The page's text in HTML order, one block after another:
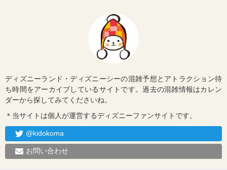
ディズニーランド・ディズニーシーの混雑予想とアトラクション待
ち時間をアーカイブしているサイトです。過去の混雑情報はカレン
ダーから探してみてくださいね。
＊当サイトは個人が運営するディズニーファンサイトです。
@kidokoma
お問い合わせ